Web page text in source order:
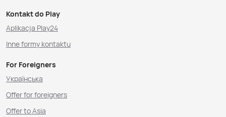
Kontakt do Play
Aplikacja Play24
Inne formy kontaktu
For Foreigners
Українська
Offer for foreigners
Offer to Asia